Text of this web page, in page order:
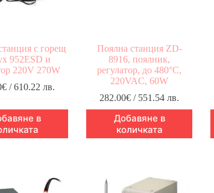
с горещ
952ESD и
220V 270W
€ / 610.22 лв.
в
Поялна станция ZD-
8916, поялник,
регулатор, до 480°C,
220VAC, 60W
282.00€ / 551.54 лв.
Добавяне в
количката